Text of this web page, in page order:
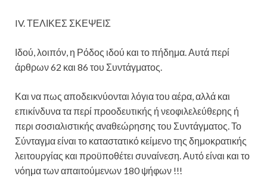
IV. ΤΕΛΙΚΕΣ ΣΚΕΨΕΙΣ
Ιδού, λοιπόν, η Ρόδος ιδού και το πήδημα. Αυτά περί
άρθρων 62 και 86 του Συντάγματος.
Και να πως αποδεικνύονται λόγια του αέρα, αλλά και
επικίνδυνα τα περί προοδευτικής ή νεοφιλελεύθερης ή
περι σοσιαλιστικής αναθεώρησης του Συντάγματος. Το
Σύνταγμα είναι το καταστατικό κείμενο της δημοκρατικής
λειτουργίας και προϋποθέτει συναίνεση. Αυτό είναι και το
νόημα των απαιτούμενων 180 ψήφων !!!